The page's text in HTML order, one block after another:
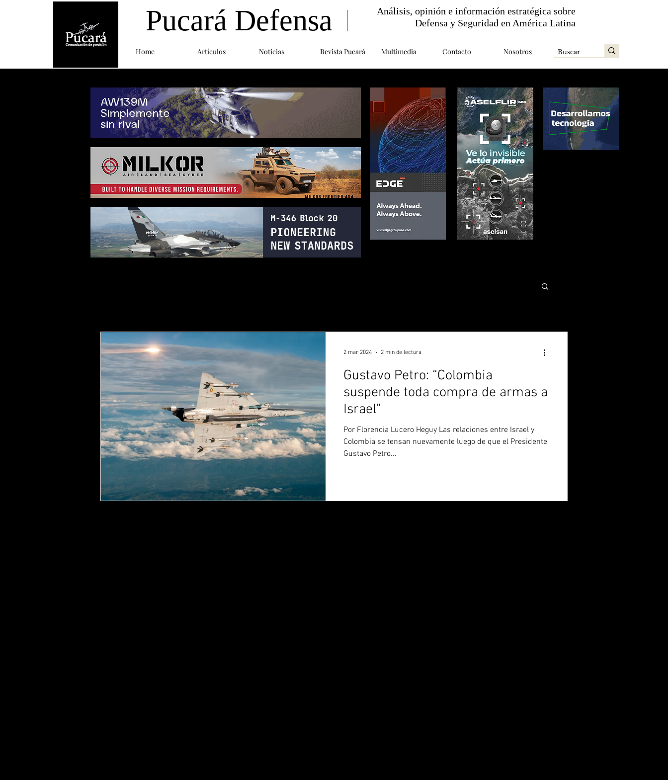
Home Artículos Noticias Revista Pucará Multimedia Contacto Nosotros
Pucará Defensa
Análisis, opinión e información estratégica sobre
Defensa y Seguridad en América Latina
Gustavo Petro: “Colombia
suspende toda compra de armas a
Israel”
Por Florencia Lucero Heguy Las relaciones entre Israel y
Colombia se tensan nuevamente luego de que el Presidente
Gustavo Petro...
2 mar 2024 2 min de lectura